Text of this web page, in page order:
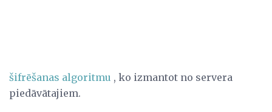
šifrēšanas algoritmu , ko izmantot no servera
piedāvātajiem.